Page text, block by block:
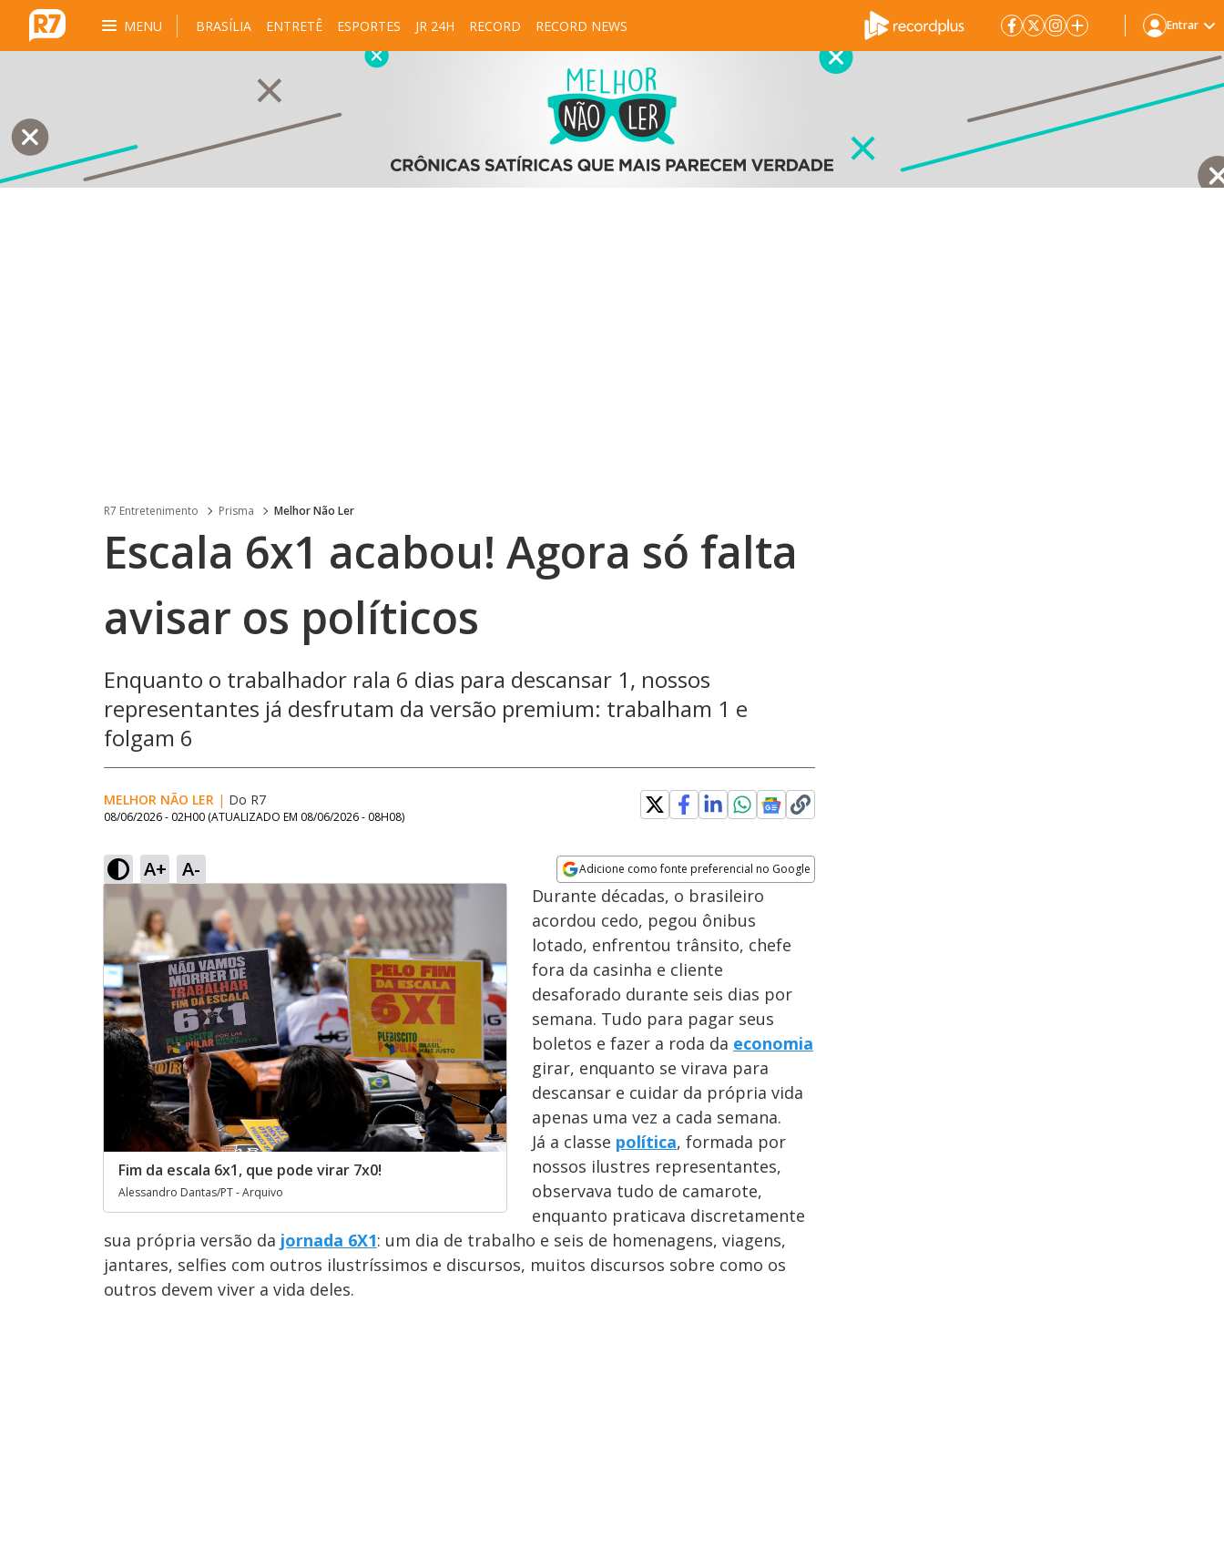
MENU BRASÍLIA ENTRETÊ ESPORTES JR 24H RECORD RECORD NEWS Entrar
R7 Entretenimento Prisma Melhor Não Ler
Escala 6x1 acabou! Agora só falta
avisar os políticos
Enquanto o trabalhador rala 6 dias para descansar 1, nossos
representantes já desfrutam da versão premium: trabalham 1 e
folgam 6
MELHOR NÃO LER | Do R7
08/06/2026 - 02H00 (ATUALIZADO EM 08/06/2026 - 08H08)
A+ A- Adicione como fonte preferencial no Google
Opens in new window
Fim da escala 6x1, que pode virar 7x0!
Alessandro Dantas/PT - Arquivo
Durante décadas, o brasileiro
acordou cedo, pegou ônibus
lotado, enfrentou trânsito, chefe
fora da casinha e cliente
desaforado durante seis dias por
semana. Tudo para pagar seus
boletos e fazer a roda da economia
girar, enquanto se virava para
descansar e cuidar da própria vida
apenas uma vez a cada semana.
Já a classe política, formada por
nossos ilustres representantes,
observava tudo de camarote,
enquanto praticava discretamente
sua própria versão da jornada 6X1: um dia de trabalho e seis de homenagens, viagens,
jantares, selfies com outros ilustríssimos e discursos, muitos discursos sobre como os
outros devem viver a vida deles.